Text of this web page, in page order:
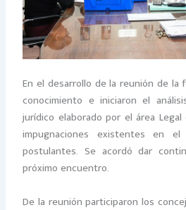
En el desarrollo de la reunión de la
conocimiento e iniciaron el
jurídico elaborado por el área
impugnaciones existentes en
postulantes. Se acordó dar
próximo encuentro.
De la reunión participaron los